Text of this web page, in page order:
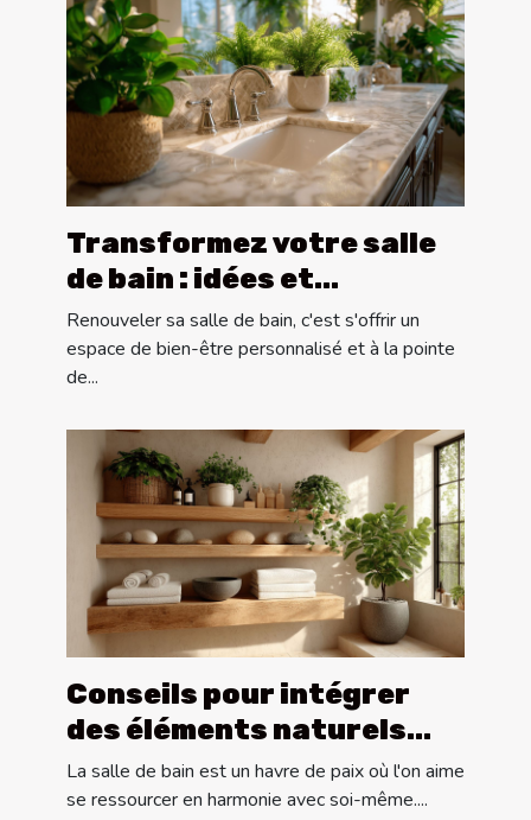
Transformez votre salle
de bain : idées et
tendances de conception
sur mesure
Renouveler sa salle de bain, c'est s'offrir un
espace de bien-être personnalisé et à la pointe
de...
Conseils pour intégrer
des éléments naturels
dans la décoration de
salle de bain
La salle de bain est un havre de paix où l'on aime
se ressourcer en harmonie avec soi-même....